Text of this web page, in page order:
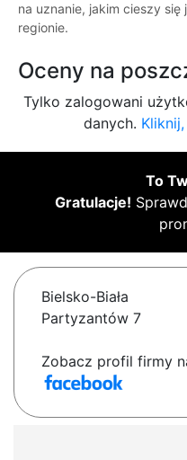
na uznanie, jakim cieszy
regionie.
Oceny na
Tylko zalogowani
danych.
To
Gratulacje!
Bielsko-Biała
Partyzantów 7
Zobacz profil firmy